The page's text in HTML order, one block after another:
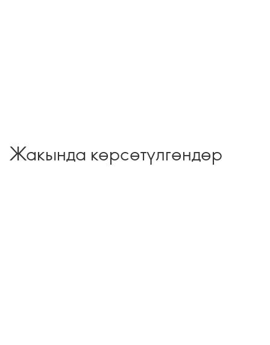
Жакында көрсөтүлгөндөр